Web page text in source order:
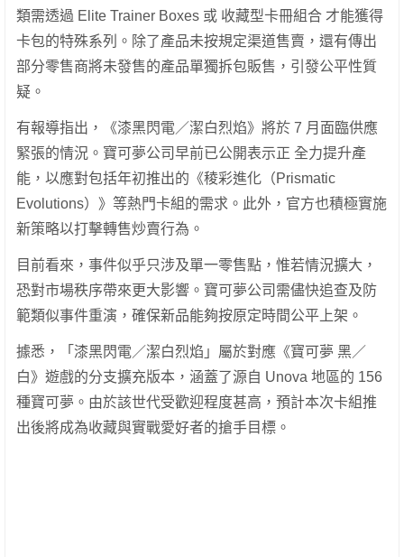
類需透過 Elite Trainer Boxes 或 收藏型卡冊組合 才能獲得
卡包的特殊系列。除了產品未按規定渠道售賣，還有傳出
部分零售商將未發售的產品單獨拆包販售，引發公平性質
疑。
有報導指出，《漆黑閃電／潔白烈焰》將於 7 月面臨供應
緊張的情況。寶可夢公司早前已公開表示正 全力提升產
能，以應對包括年初推出的《稜彩進化（Prismatic
Evolutions）》等熱門卡組的需求。此外，官方也積極實施
新策略以打擊轉售炒賣行為。
目前看來，事件似乎只涉及單一零售點，惟若情況擴大，
恐對市場秩序帶來更大影響。寶可夢公司需儘快追查及防
範類似事件重演，確保新品能夠按原定時間公平上架。
據悉，「漆黑閃電／潔白烈焰」屬於對應《寶可夢 黑／
白》遊戲的分支擴充版本，涵蓋了源自 Unova 地區的 156
種寶可夢。由於該世代受歡迎程度甚高，預計本次卡組推
出後將成為收藏與實戰愛好者的搶手目標。